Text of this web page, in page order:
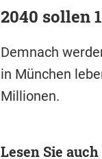
2040 sollen
Demnach
in München
Millionen.
Lesen Sie auch